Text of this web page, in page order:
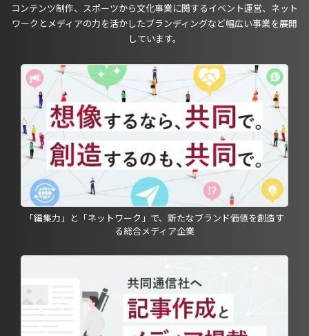
コンテンツ制作、スポーツから文化事業に関するイベント運営、ネット
ワークとメディアの力を活かしたブランディングなど幅広い事業を展開
しています。
「編集力」と「ネットワーク」で、新たなブランド価値を創造す
る総合メディア企業